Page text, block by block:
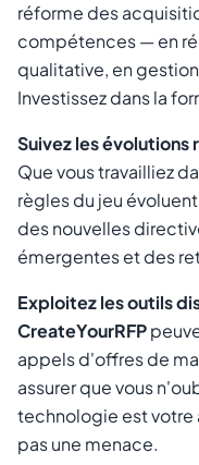
réforme des
compétences — en
qualitative, en
Investissez dans la
Suivez les
Que vous travailliez
règles du jeu
des nouvelles
émergentes et des
Exploitez les outils
CreateYourRFP
appels d'offres de
assurer que vous
technologie est votre
pas une menace.